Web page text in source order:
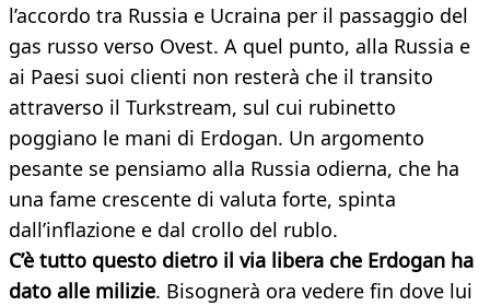
l’accordo tra Russia e Ucraina per il passaggio del
gas russo verso Ovest. A quel punto, alla Russia e
ai Paesi suoi clienti non resterà che il transito
attraverso il Turkstream, sul cui rubinetto
poggiano le mani di Erdogan. Un argomento
pesante se pensiamo alla Russia odierna, che ha
una fame crescente di valuta forte, spinta
dall’inflazione e dal crollo del rublo.
C’è tutto questo dietro il via libera che Erdogan ha
dato alle milizie. Bisognerà ora vedere fin dove lui